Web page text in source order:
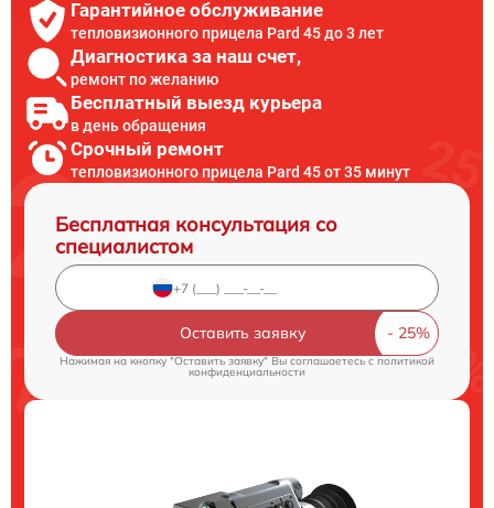
Гарантийное обслуживание
тепловизионного прицела Pard 45 до 3 лет
Диагностика за наш счет,
ремонт по желанию
Бесплатный выезд курьера
в день обращения
Срочный ремонт
тепловизионного прицела Pard 45 от 35 минут
Бесплатная консультация со
специалистом
Оставить заявку
Нажимая на кнопку "Оставить заявку" Вы соглашаетесь c политикой
конфиденциальности